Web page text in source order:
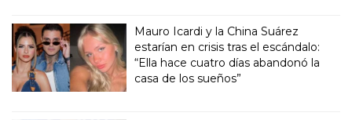
Mauro Icardi y la China Suárez
estarían en crisis tras el escándalo:
“Ella hace cuatro días abandonó la
casa de los sueños”